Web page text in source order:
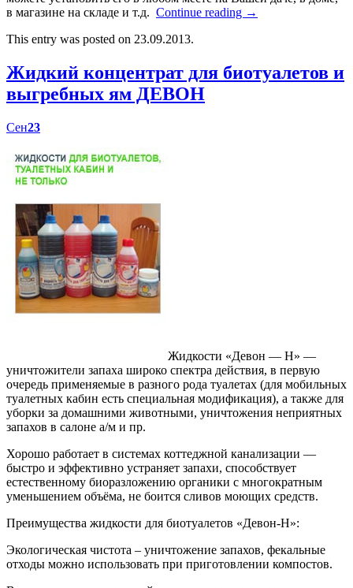
в магазине на складе и т.д. Continue reading →
This entry was posted on 23.09.2013.
Жидкий концентрат для биотуалетов и
выгребных ям ДЕВОН
Сен23
Жидкости «Девон — Н» —
уничтожители запаха широко спектра действия, в первую
очередь применяемые в разного рода туалетах (для мобильных
туалетных кабин есть специальная модификация), а также для
уборки за домашними животными, уничтожения неприятных
запахов в салоне а/м и пр.
Хорошо работает в системах коттеджной канализации —
быстро и эффективно устраняет запахи, способствует
естественному биоразложению органики с многократным
уменьшением объёма, не боится сливов моющих средств.
Преимущества жидкости для биотуалетов «Девон-Н»:
Экологическая чистота – уничтожение запахов, фекальные
отходы можно использовать при приготовлении компостов.